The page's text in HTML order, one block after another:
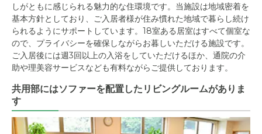
しがともに感じられる魅力的な住環境です。当施設は地域密着を
基本方針としており、ご入居者様が住み慣れた地域で暮らし続け
られるようにサポートしています。18室ある居室はすべて個室な
ので、プライバシーを確保しながらお暮しいただける施設です。
ご入居後には週3回以上の入浴をしていただけるほか、通院の介
助や理美容サービスなども有料ながらご提供しております。
共用部にはソファーを配置したリビングルームがありま
す